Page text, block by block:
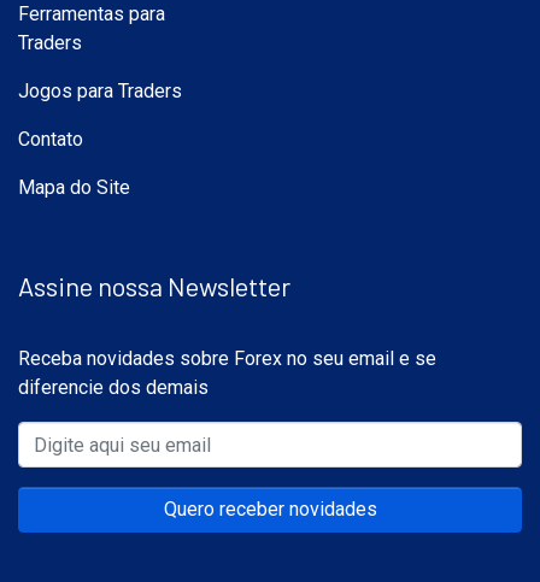
Ferramentas para
Traders
Jogos para Traders
Contato
Mapa do Site
Assine nossa Newsletter
Receba novidades sobre Forex no seu email e se
diferencie dos demais
Quero receber novidades